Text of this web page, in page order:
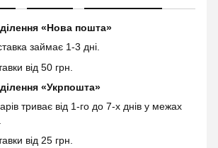
«Нова пошта»
займає 1-3 дні.
від 50 грн.
«Укрпошта»
триває від 1-го до 7-х днів у межах
від 25 грн.